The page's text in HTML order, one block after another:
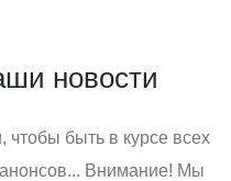
новости
быть в курсе всех
анонсов... Внимание! Мы